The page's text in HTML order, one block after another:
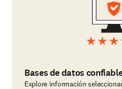
Bases de datos
Explore información